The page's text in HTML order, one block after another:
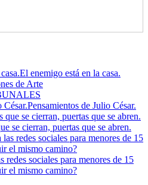
El enemigo está en la casa.
de Arte
Pensamientos de Julio César.
se cierran, puertas que se abren.
redes sociales para menores de 15
el mismo camino?